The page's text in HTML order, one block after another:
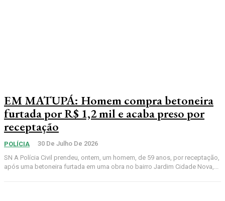
EM MATUPÁ: Homem compra betoneira
furtada por R$ 1,2 mil e acaba preso por
receptação
POLÍCIA
30 De Julho De 2026
SN A Polícia Civil prendeu, ontem, um homem, de 59 anos, por receptação,
após uma betoneira furtada em uma obra no bairro Jardim Cidade Nova,...